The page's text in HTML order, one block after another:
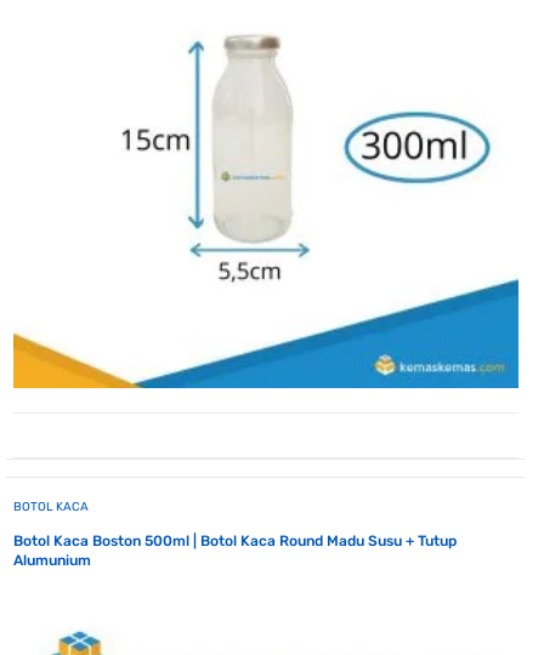
BOTOL KACA
Botol Kaca Boston 500ml | Botol Kaca Round Madu Susu + Tutup
Alumunium